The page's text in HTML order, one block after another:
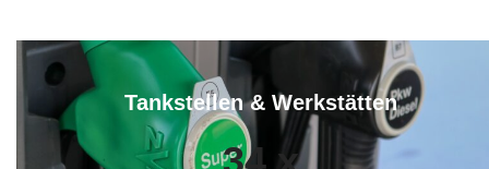
Tankstellen & Werkstätten